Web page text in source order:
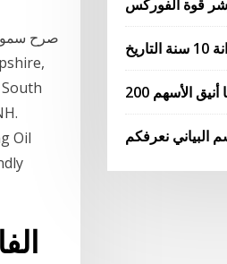
صرح سمو
Oil
قوة الفوركس
أنيق الأسهم
البياني نعرفكم